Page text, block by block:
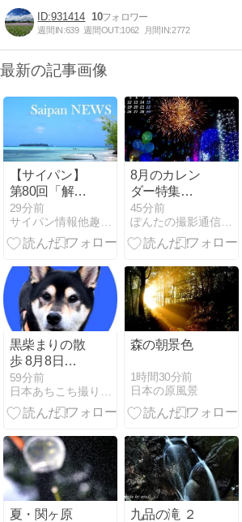
931414 10
週間IN:639 週間OUT:1062 月間IN:2772
最新の記事画像
【サイパン】
第80回「解放
記念日」の祝
賀行事が8月
21日から22日
れる予定
29分前
サイパン情報他趣味の色々
8月のカレン
ダー特集
(#^.^#)
45分前
ぽんたの撮影通信＆うどん麺類大好き生活
黒柴まりの散
歩 8月8日
youtube編
59分前
日本あちこち撮り歩記FC編
森の朝景色
1時間30分前
日本の原風景
夏・関ヶ原
九品の滝 ２